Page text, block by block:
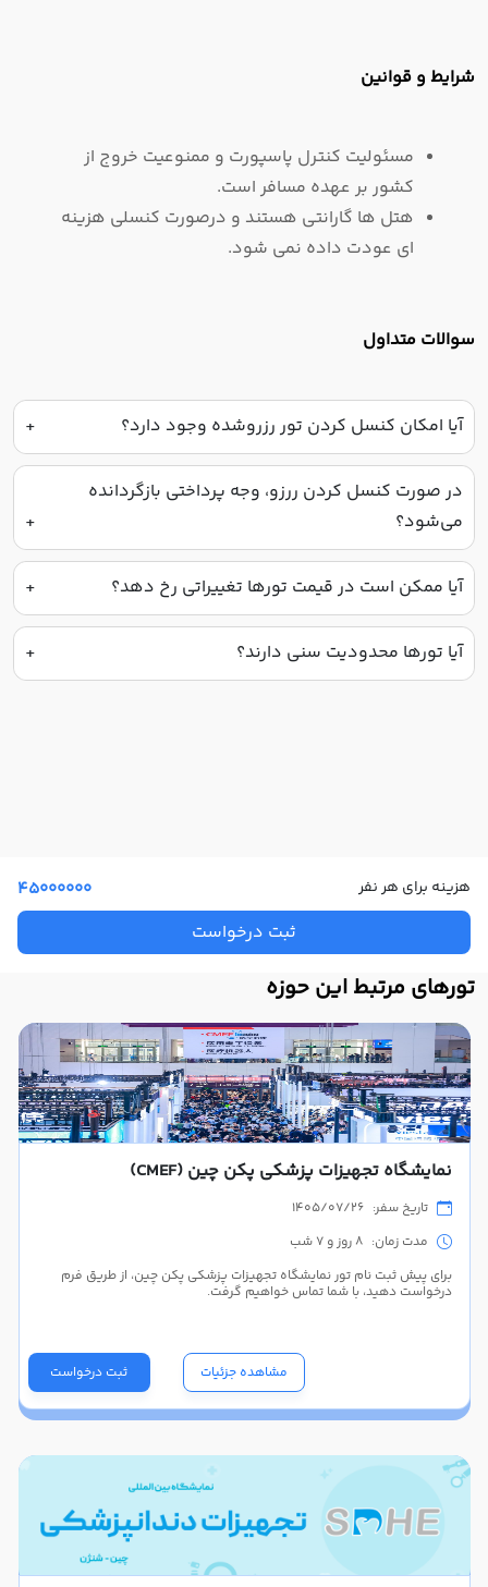
شرایط و قوانین
مسئولیت کنترل پاسپورت و ممنوعیت خروج از
کشور بر عهده مسافر است.
هتل ها گارانتی هستند و درصورت کنسلی هزینه
ای عودت داده نمی شود.
سوالات متداول
آیا امکان کنسل کردن تور رزروشده وجود دارد؟
در صورت کنسل کردن ررزو، وجه پرداختی بازگردانده
می‌شود؟
آیا ممکن است در قیمت تورها تغییراتی رخ دهد؟
آیا تورها محدودیت سنی دارند؟
هزینه برای هر نفر 45000000
ثبت درخواست
تورهای مرتبط این حوزه
نمایشگاه تجهیزات پزشکی پکن چین (CMEF)
تاریخ سفر: 1405/07/26
مدت زمان: 8 روز و 7 شب
برای پیش ثبت نام تور نمایشگاه تجهیزات پزشکی پکن چین، از طریق فرم
درخواست دهید، با شما تماس خواهیم گرفت.
ثبت درخواست مشاهده جزئیات